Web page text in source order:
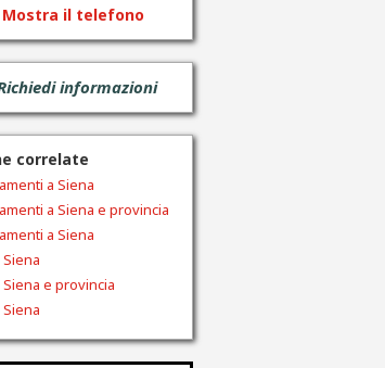
Mostra il telefono
informazioni
correlate
a Siena
a Siena e provincia
a Siena
e provincia